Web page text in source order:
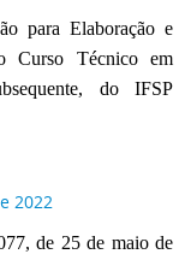
para Elaboração e
Curso Técnico em
do IFSP
2022
de 25 de maio de